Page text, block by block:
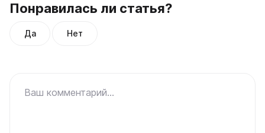
Понравилась ли статья?
Да Нет
Ваш комментарий...